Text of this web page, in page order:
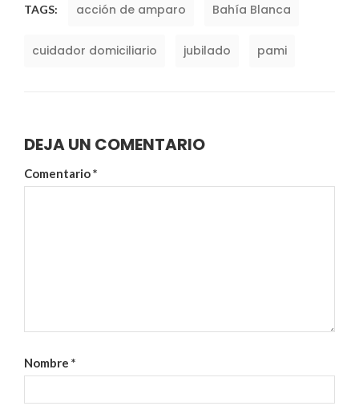
TAGS: acción de amparo Bahía Blanca
cuidador domiciliario jubilado pami
DEJA UN COMENTARIO
Comentario*
Nombre *